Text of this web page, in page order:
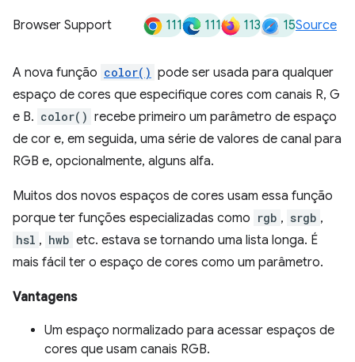
Browser Support 111 111 113 15Source
A nova função color() pode ser usada para qualquer
espaço de cores que especifique cores com canais R, G
e B. color() recebe primeiro um parâmetro de espaço
de cor e, em seguida, uma série de valores de canal para
RGB e, opcionalmente, alguns alfa.
Muitos dos novos espaços de cores usam essa função
porque ter funções especializadas como rgb , srgb ,
hsl , hwb etc. estava se tornando uma lista longa. É
mais fácil ter o espaço de cores como um parâmetro.
Vantagens
Um espaço normalizado para acessar espaços de
cores que usam canais RGB.